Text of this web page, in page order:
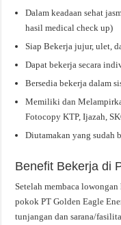
Dalam keadaan sehat
hasil medical check up)
Siap Bekerja jujur, ulet,
Dapat bekerja secara
Bersedia bekerja dalam
Memiliki dan
Fotocopy KTP, Ijazah,
Diutamakan yang sudah
Benefit Bekerja di
Setelah membaca
pokok PT Golden Eagle
tunjangan dan sarana/